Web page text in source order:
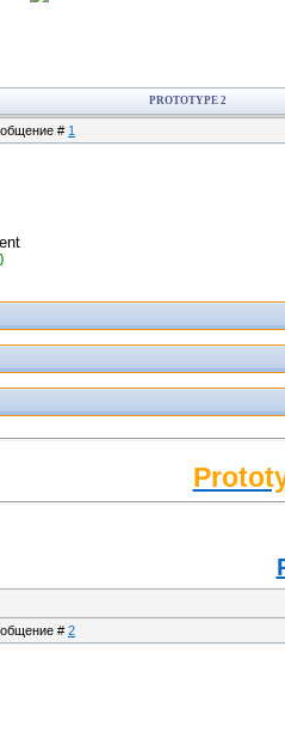
PROTOTYPE 2
# 1
# 2